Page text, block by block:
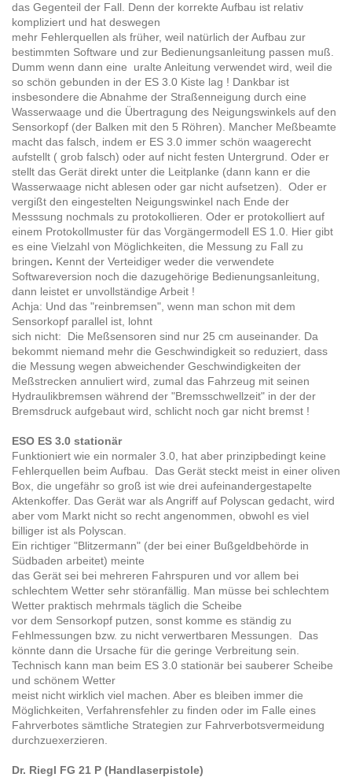
das Gegenteil der Fall. Denn der korrekte Aufbau ist relativ
kompliziert und hat deswegen
mehr Fehlerquellen als früher, weil natürlich der Aufbau zur
bestimmten Software und zur Bedienungsanleitung passen muß.
Dumm wenn dann eine uralte Anleitung verwendet wird, weil die
so schön gebunden in der ES 3.0 Kiste lag ! Dankbar ist
insbesondere die Abnahme der Straßenneigung durch eine
Wasserwaage und die Übertragung des Neigungswinkels auf den
Sensorkopf (der Balken mit den 5 Röhren). Mancher Meßbeamte
macht das falsch, indem er ES 3.0 immer schön waagerecht
aufstellt ( grob falsch) oder auf nicht festen Untergrund. Oder er
stellt das Gerät direkt unter die Leitplanke (dann kann er die
Wasserwaage nicht ablesen oder gar nicht aufsetzen). Oder er
vergißt den eingestelten Neigungswinkel nach Ende der
Messsung nochmals zu protokollieren. Oder er protokolliert auf
einem Protokollmuster für das Vorgängermodell ES 1.0. Hier gibt
es eine Vielzahl von Möglichkeiten, die Messung zu Fall zu
bringen. Kennt der Verteidiger weder die verwendete
Softwareversion noch die dazugehörige Bedienungsanleitung,
dann leistet er unvollständige Arbeit !
Achja: Und das "reinbremsen", wenn man schon mit dem
Sensorkopf parallel ist, lohnt
sich nicht: Die Meßsensoren sind nur 25 cm auseinander. Da
bekommt niemand mehr die Geschwindigkeit so reduziert, dass
die Messung wegen abweichender Geschwindigkeiten der
Meßstrecken annuliert wird, zumal das Fahrzeug mit seinen
Hydraulikbremsen während der "Bremsschwellzeit" in der der
Bremsdruck aufgebaut wird, schlicht noch gar nicht bremst !
ESO ES 3.0 stationär
Funktioniert wie ein normaler 3.0, hat aber prinzipbedingt keine
Fehlerquellen beim Aufbau. Das Gerät steckt meist in einer oliven
Box, die ungefähr so groß ist wie drei aufeinandergestapelte
Aktenkoffer. Das Gerät war als Angriff auf Polyscan gedacht, wird
aber vom Markt nicht so recht angenommen, obwohl es viel
billiger ist als Polyscan.
Ein richtiger "Blitzermann" (der bei einer Bußgeldbehörde in
Südbaden arbeitet) meinte
das Gerät sei bei mehreren Fahrspuren und vor allem bei
schlechtem Wetter sehr störanfällig. Man müsse bei schlechtem
Wetter praktisch mehrmals täglich die Scheibe
vor dem Sensorkopf putzen, sonst komme es ständig zu
Fehlmessungen bzw. zu nicht verwertbaren Messungen. Das
könnte dann die Ursache für die geringe Verbreitung sein.
Technisch kann man beim ES 3.0 stationär bei sauberer Scheibe
und schönem Wetter
meist nicht wirklich viel machen. Aber es bleiben immer die
Möglichkeiten, Verfahrensfehler zu finden oder im Falle eines
Fahrverbotes sämtliche Strategien zur Fahrverbotsvermeidung
durchzuexerzieren.
Dr. Riegl FG 21 P (Handlaserpistole)